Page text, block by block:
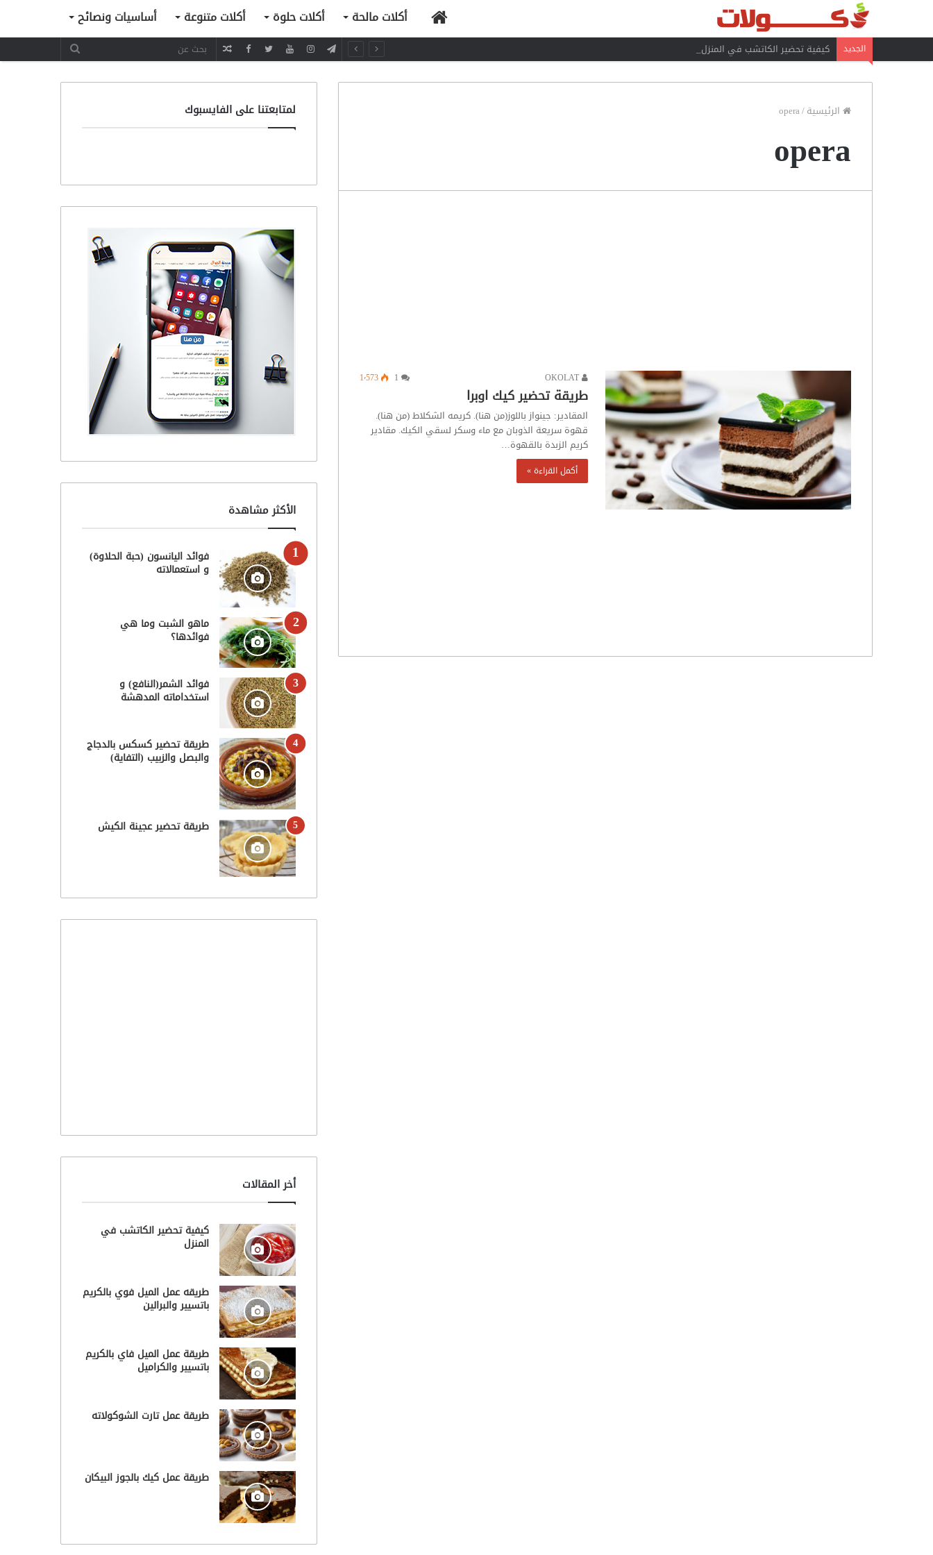
الرئيسيةأكلات مالحة أكلات حلوة أكلات متنوعة أساسيات ونصائح
الجديد كيفية تحضير الكاتشب في المنزل
مقال
الرئيسية/
opera
opera
1٬573
طريقة تحضير كيك اوبرا
المقادير: جينواز باللوز(من هنا). كريمه الشكلاط (من هنا).
قهوة سريعة الذوبان مع ماء وسكر لسقي الكيك. مقادير
كريم الزبدة بالقهوة…
أكمل القراءة »
لمتابعتنا على الفايسبوك
الأكثر مشاهدة
فوائد اليانسون (حبة الحلاوة)
و استعمالاته
ماهو الشبت وما هي
فوائدها؟
فوائد الشمر(النافع) و
استخداماته المدهشة
طريقة تحضير كسكس بالدجاج
والبصل والزبيب (التفاية)
طريقة تحضير عجينة الكيش
أخر المقالات
كيفية تحضير الكاتشب في
المنزل
طريقه عمل الميل فوي بالكريم
باتسيير والبرالين
طريقة عمل الميل فاي بالكريم
باتسيير والكراميل
طريقة عمل تارت الشوكولاته
طريقة عمل كيك بالجوز البيكان